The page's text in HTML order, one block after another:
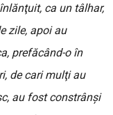
ca un tâlhar,
zile, apoi au
prefăcând-o în
de cari mulţi au
au fost constrânşi